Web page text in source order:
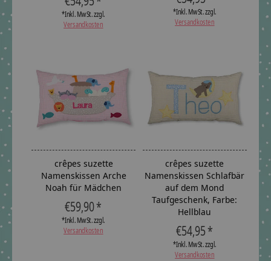
*Inkl. MwSt. zzgl.
Versandkosten
*Inkl. MwSt. zzgl.
Versandkosten
crêpes suzette
Namenskissen Arche
Noah für Mädchen
€59,90 *
*Inkl. MwSt. zzgl.
Versandkosten
crêpes suzette
Namenskissen Schlafbär
auf dem Mond
Taufgeschenk, Farbe:
Hellblau
€54,95 *
*Inkl. MwSt. zzgl.
Versandkosten